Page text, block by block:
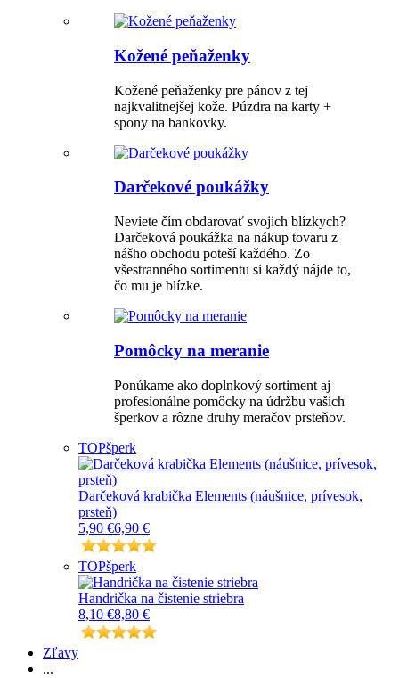
Kožené peňaženky
Kožené peňaženky pre pánov z tej
najkvalitnejšej kože. Púzdra na karty +
spony na bankovky.
Darčekové poukážky
Neviete čím obdarovať svojich blízkych?
Darčeková poukážka na nákup tovaru z
nášho obchodu poteší každého. Zo
všestranného sortimentu si každý nájde to,
čo mu je blízke.
Pomôcky na meranie
Ponúkame ako doplnkový sortiment aj
profesionálne pomôcky na údržbu vašich
šperkov a rôzne druhy meračov prsteňov.
TOPšperk
Darčeková krabička Elements (náušnice, prívesok,
prsteň)
5,90 €6,90 €
TOPšperk
Handrička na čistenie striebra
8,10 €8,80 €
Zľavy
...